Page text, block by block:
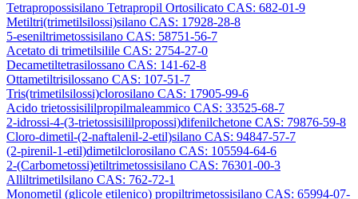
Tetrapropossisilano Tetrapropil Ortosilicato CAS: 682-01-9
Metiltri(trimetilsilossi)silano CAS: 17928-28-8
5-eseniltrimetossisilano CAS: 58751-56-7
Acetato di trimetilsilile CAS: 2754-27-0
Decametiltetrasilossano CAS: 141-62-8
Ottametiltrisilossano CAS: 107-51-7
Tris(trimetilsilossi)clorosilano CAS: 17905-99-6
Acido trietossisililpropilmaleammico CAS: 33525-68-7
2-idrossi-4-(3-trietossisililpropossi)difenilchetone CAS: 79876-59-8
Cloro-dimetil-(2-naftalenil-2-etil)silano CAS: 94847-57-7
(2-pirenil-1-etil)dimetilclorosilano CAS: 105594-64-6
2-(Carbometossi)etiltrimetossisilano CAS: 76301-00-3
Alliltrimetilsilano CAS: 762-72-1
Monometil (glicole etilenico) propiltrimetossisilano CAS: 65994-07-